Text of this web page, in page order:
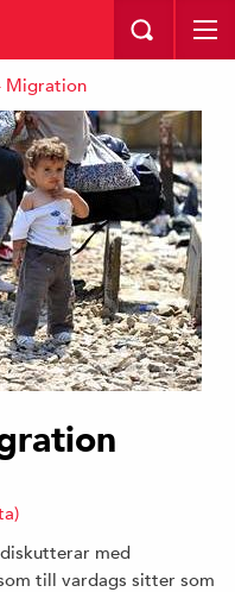
Migration
med
till vardags sitter som